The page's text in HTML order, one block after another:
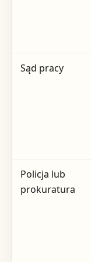
Sąd pracy
Policja lub
prokuratura